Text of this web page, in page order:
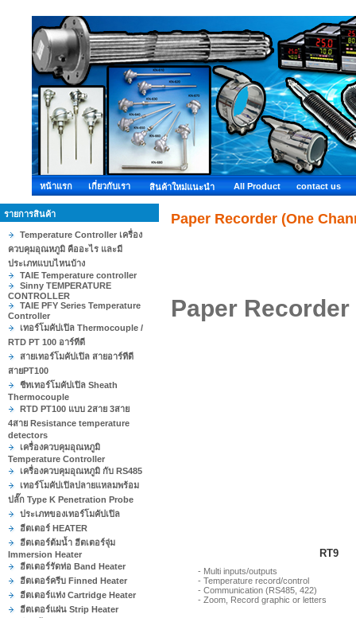
หน้าแรก เกี่ยวกับเรา สินค้าใหม่แนะนำ All Product contact us
รายการสินค้า
Temperature Controller เครื่อง
ควบคุมอุณหภูมิ คืออะไร และมี
ประเภทแบบไหนบ้าง
TAIE Temperature controller
Sinny TEMPERATURE
CONTROLLER
TAIE PFY Series Temperature
Controller
เทอร์โมคัปเปิล Thermocouple /
RTD PT 100 อาร์ทีดี
สายเทอร์โมคัปเปิล สายอาร์ทีดี
สายPT100
ชีทเทอร์โมคัปเปิล Sheath
Thermocouple
RTD PT100 แบบ 2สาย 3สาย
4สาย Resistance temperature
detectors
เครื่องควบคุมอุณหภูมิ
Temperature Controller
เครื่องควบคุมอุณหภูมิ กับ RS485
เทอร์โมคัปเปิลปลายแหลมพร้อม
ปลั๊ก Type K Penetration Probe
ประเภทของเทอร์โมคัปเปิล
ฮีตเตอร์ HEATER
ฮีตเตอร์ต้มน้ำ ฮีตเตอร์จุ่ม
Immersion Heater
ฮีตเตอร์รัดท่อ Band Heater
ฮีตเตอร์ครีบ Finned Heater
ฮีตเตอร์แท่ง Cartridge Heater
ฮีตเตอร์แผ่น Strip Heater
Paper Recorder (One
Paper
RT9
- Multi inputs/outputs
- Temperature record/control
- Communication (RS485, 422)
- Zoom, Record graphic or letters